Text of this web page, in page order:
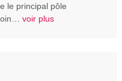
le principal pôle
voir plus